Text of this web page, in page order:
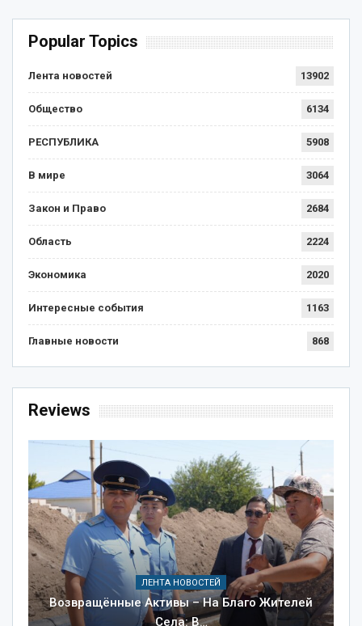
Popular Topics
Лента новостей 13902
Общество 6134
РЕСПУБЛИКА 5908
В мире 3064
Закон и Право 2684
Область 2224
Экономика 2020
Интересные события 1163
Главные новости 868
Reviews
ЛЕНТА НОВОСТЕЙ
Возвращённые Активы – На Благо Жителей
Села: В…